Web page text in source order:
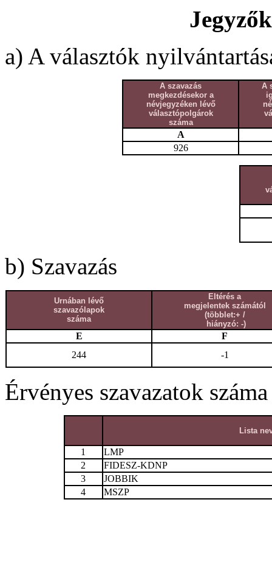
a) A választók
A szavazás
megkezdésekor a
névjegyzéken lévő
választópolgárok
száma
A
A
926
b) Szavazás
Urnában lévő
szavazólapok
száma
Eltérés a
megjelentek számától
(többlet:+ /
hiányzó: -)
E
F
244
-1
Érvényes szavazatok száma
Lista
1
LMP
2
FIDESZ-KDNP
3
JOBBIK
4
MSZP